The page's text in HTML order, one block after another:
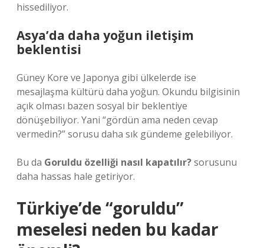
hissediliyor.
Asya’da daha yoğun iletişim
beklentisi
Güney Kore ve Japonya gibi ülkelerde ise
mesajlaşma kültürü daha yoğun. Okundu bilgisinin
açık olması bazen sosyal bir beklentiye
dönüşebiliyor. Yani “gördün ama neden cevap
vermedin?” sorusu daha sık gündeme gelebiliyor.
Bu da Goruldu özelliği nasıl kapatılır?sorusunu
daha hassas hale getiriyor.
Türkiye’de “goruldu”
meselesi neden bu kadar